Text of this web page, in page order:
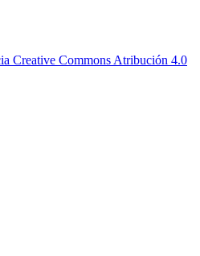
Creative Commons Atribución 4.0